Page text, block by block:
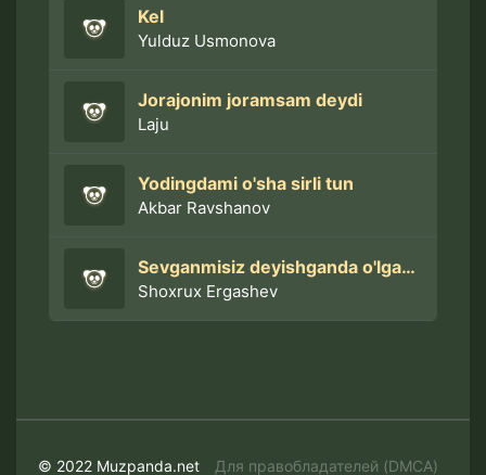
Kel
Yulduz Usmonova
Jorajonim joramsam deydi
Laju
Yodingdami o'sha sirli tun
Akbar Ravshanov
Sevganmisiz deyishganda o'lgan degin (Original)
Shoxrux Ergashev
© 2022 Muzpanda.net Для правобладателей (DMCA)